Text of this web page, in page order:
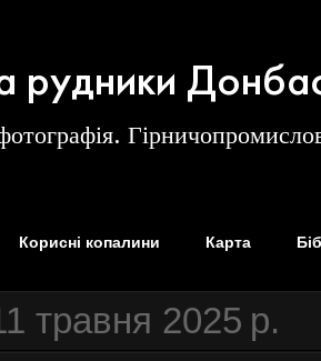
рудники
Корисні копалини Карта
травня 2025 р.